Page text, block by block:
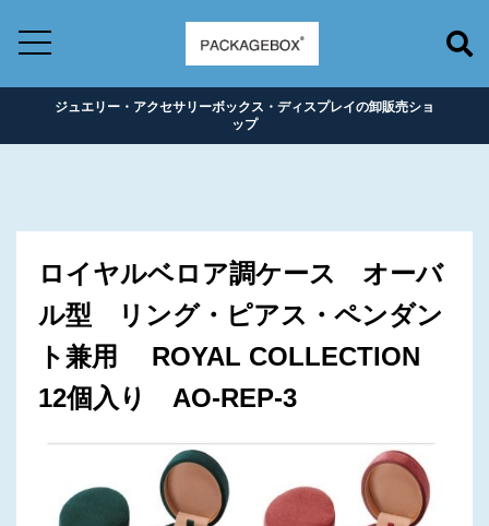
ジュエリー・アクセサリーボックス・ディスプレイの卸販売ショ
ップ
ロイヤルベロア調ケース オーバ
ル型 リング・ピアス・ペンダン
ト兼用 ROYAL COLLECTION
12個入り AO-REP-3